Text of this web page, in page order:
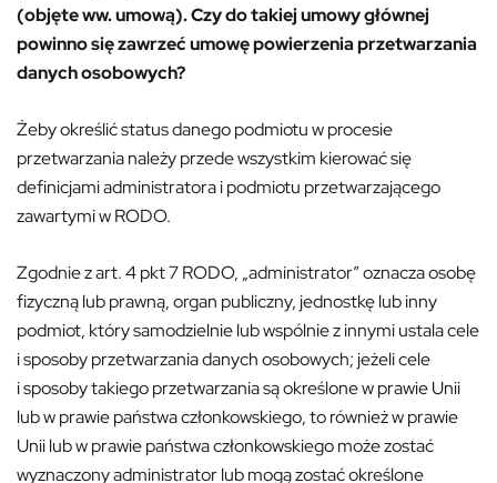
(objęte ww. umową). Czy do takiej umowy głównej
powinno się zawrzeć umowę powierzenia przetwarzania
danych osobowych?
Żeby określić status danego podmiotu w procesie
przetwarzania należy przede wszystkim kierować się
definicjami administratora i podmiotu przetwarzającego
zawartymi w RODO.
Zgodnie z art. 4 pkt 7 RODO, „administrator” oznacza osobę
fizyczną lub prawną, organ publiczny, jednostkę lub inny
podmiot, który samodzielnie lub wspólnie z innymi ustala cele
i sposoby przetwarzania danych osobowych; jeżeli cele
i sposoby takiego przetwarzania są określone w prawie Unii
lub w prawie państwa członkowskiego, to również w prawie
Unii lub w prawie państwa członkowskiego może zostać
wyznaczony administrator lub mogą zostać określone